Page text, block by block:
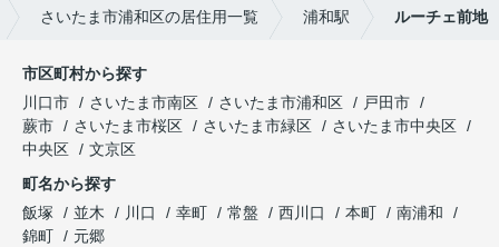
さいたま市浦和区の居住用一覧 浦和駅 ルーチェ前地
市区町村から探す
川口市
さいたま市南区 さいたま市浦和区
戸田市
蕨市
さいたま市桜区 さいたま市緑区
さいたま市中央区
中央区
文京区
町名から探す
飯塚
並木 川口 幸町 常盤 西川口 本町
南浦和
錦町
元郷